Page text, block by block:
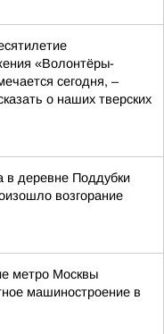
«Волонтёры-
сегодня, –
о наших тверских
деревне Поддубки
возгорание
метро Москвы
машиностроение в